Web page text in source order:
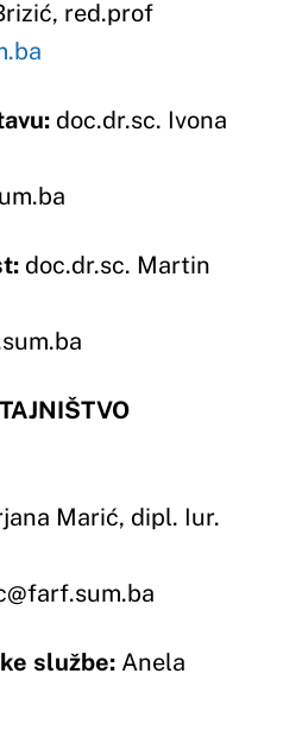
dipl. Iur.
Anela
Franjo Jurilj
oec.
mag.